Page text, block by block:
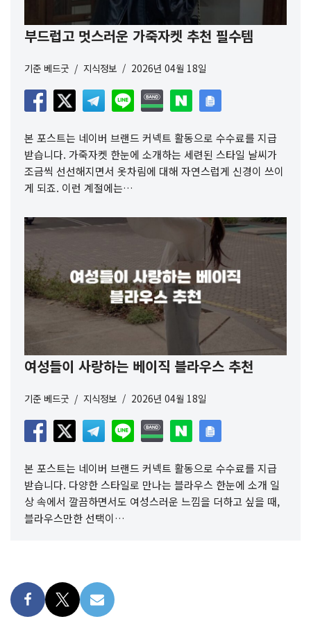
부드럽고 멋스러운 가죽자켓 추천 필수템
기준 베드굿 지식정보 2026년 04월 18일
본 포스트는 네이버 브랜드 커넥트 활동으로 수수료를 지급
받습니다. 가죽자켓 한눈에 소개하는 세련된 스타일 날씨가
조금씩 선선해지면서 옷차림에 대해 자연스럽게 신경이 쓰이
게 되죠. 이런 계절에는…
여성들이 사랑하는 베이직 블라우스 추천
기준 베드굿 지식정보 2026년 04월 18일
본 포스트는 네이버 브랜드 커넥트 활동으로 수수료를 지급
받습니다. 다양한 스타일로 만나는 블라우스 한눈에 소개 일
상 속에서 깔끔하면서도 여성스러운 느낌을 더하고 싶을 때,
블라우스만한 선택이…